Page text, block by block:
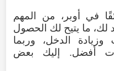
في أوبر، من المهم
لك، ما يتيح لك الحصول
الدخل، وربما
أفضل. إليك بعض